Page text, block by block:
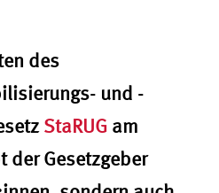
des
und -
StaRUG am
der Gesetzgeber